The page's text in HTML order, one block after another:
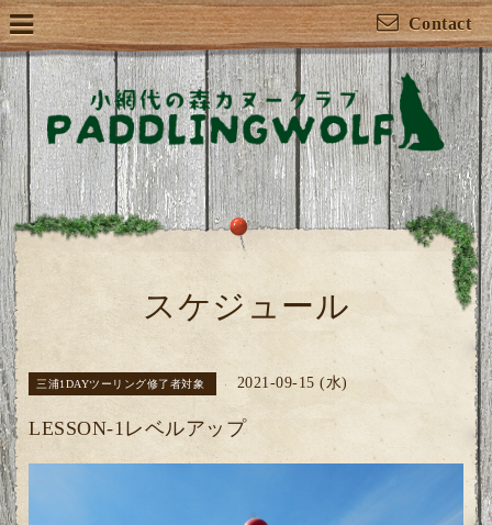
Contact
スケジュール
三浦1DAYツーリング修了者対象 2021-09-15 (水)
LESSON-1レベルアップ